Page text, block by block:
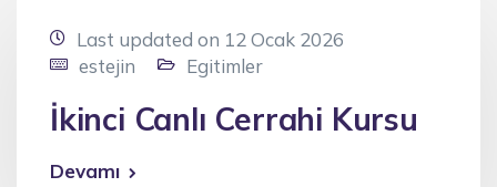
Last updated on 12 Ocak 2026
estejin
Egitimler
İkinci Canlı Cerrahi Kursu
Devamı